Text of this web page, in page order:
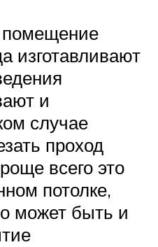
помещение
изготавливают
и
случае
проход
всего это
потолке,
может быть и